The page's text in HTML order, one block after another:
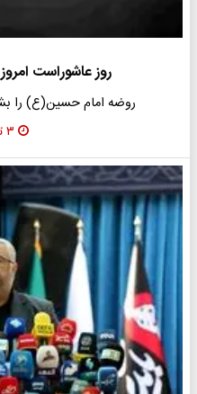
روز عاشوراست
روضه امام حسین(ع) را
۳ تیر ۱۴۰۵